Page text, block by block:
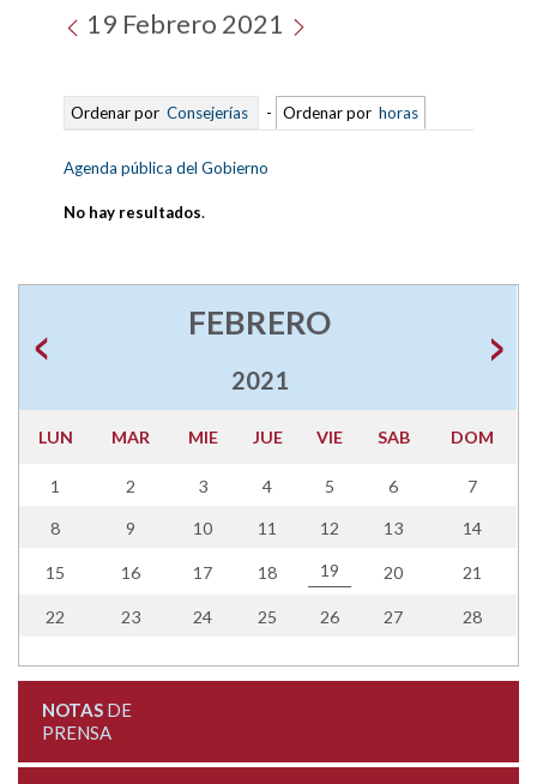
19 Febrero 2021
Ordenar por Consejerías - Ordenar por horas
Agenda pública del Gobierno
No hay resultados.
FEBRERO
2021
LUN MAR MIE JUE VIE SAB DOM
1 2 3 4 5 6 7
8 9 10 11 12 13 14
15 16 17 18 19 20 21
22 23 24 25 26 27 28
NOTASDE
PRENSA